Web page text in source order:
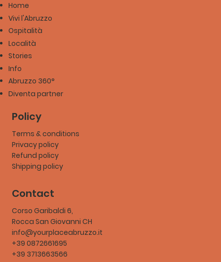
Home
Vivi l'Abruzzo
Ospitalità
Località
Stories
Info
Abruzzo 360°
Diventa partner
Policy
Terms & conditions
Privacy policy
Refund policy
Shipping policy
Contact
Corso Garibaldi 6,
Rocca San Giovanni CH
info@yourplaceabruzzo.it
+39 0872661695
+39 3713663566